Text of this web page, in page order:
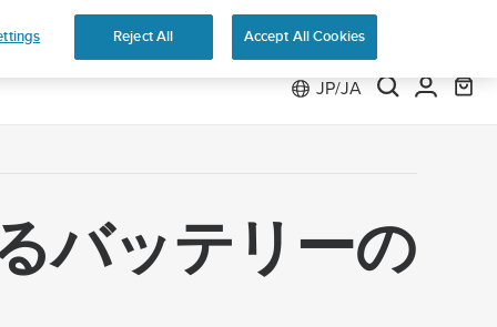
JP/JA
バッテリーの
Reject All Accept All Cookies